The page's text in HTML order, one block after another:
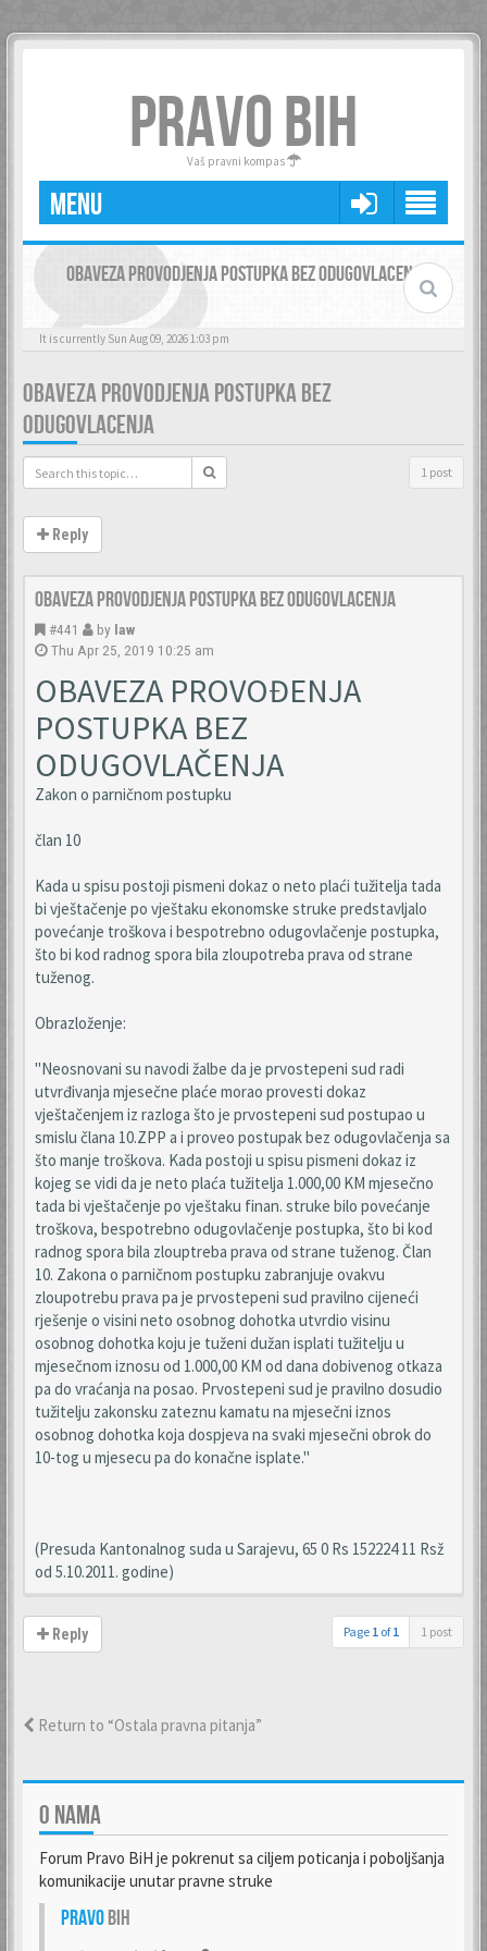
PRAVO BIH
Vaš pravni kompas
MENU
OBAVEZA PROVODJENJA POSTUPKA BEZ ODUGOVLACENJA
It is currently Sun Aug 09, 2026 1:03 pm
OBAVEZA PROVODJENJA POSTUPKA BEZ
ODUGOVLACENJA
1 post
Reply
Obaveza provodjenja postupka bez odugovlacenja
#441 by law
Thu Apr 25, 2019 10:25 am
OBAVEZA PROVOĐENJA
POSTUPKA BEZ
ODUGOVLAČENJA
Zakon o parničnom postupku
član 10
Kada u spisu postoji pismeni dokaz o neto plaći tužitelja tada
bi vještačenje po vještaku ekonomske struke predstavljalo
povećanje troškova i bespotrebno odugovlačenje postupka,
što bi kod radnog spora bila zloupotreba prava od strane
tuženog.
Obrazloženje:
"Neosnovani su navodi žalbe da je prvostepeni sud radi
utvrđivanja mjesečne plaće morao provesti dokaz
vještačenjem iz razloga što je prvostepeni sud postupao u
smislu člana 10.ZPP a i proveo postupak bez odugovlačenja sa
što manje troškova. Kada postoji u spisu pismeni dokaz iz
kojeg se vidi da je neto plaća tužitelja 1.000,00 KM mjesečno
tada bi vještačenje po vještaku finan. struke bilo povećanje
troškova, bespotrebno odugovlačenje postupka, što bi kod
radnog spora bila zlouptreba prava od strane tuženog. Član
10. Zakona o parničnom postupku zabranjuje ovakvu
zloupotrebu prava pa je prvostepeni sud pravilno cijeneći
rješenje o visini neto osobnog dohotka utvrdio visinu
osobnog dohotka koju je tuženi dužan isplati tužitelju u
mjesečnom iznosu od 1.000,00 KM od dana dobivenog otkaza
pa do vraćanja na posao. Prvostepeni sud je pravilno dosudio
tužitelju zakonsku zateznu kamatu na mjesečni iznos
osobnog dohotka koja dospjeva na svaki mjesečni obrok do
10-tog u mjesecu pa do konačne isplate."
(Presuda Kantonalnog suda u Sarajevu, 65 0 Rs 152224 11 Rsž
od 5.10.2011. godine)
Reply Page 1 of1 1 post
Return to “Ostala pravna pitanja”
O NAMA
Forum Pravo BiH je pokrenut sa ciljem poticanja i poboljšanja
komunikacije unutar pravne struke
PravoBiH